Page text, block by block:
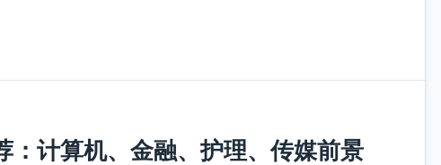
：计算机、金融、护理、传媒前景